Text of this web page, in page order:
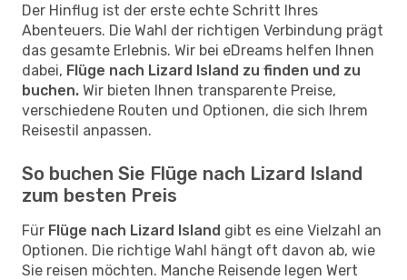
Der Hinflug ist der erste echte Schritt Ihres
Abenteuers. Die Wahl der richtigen Verbindung prägt
das gesamte Erlebnis. Wir bei eDreams helfen Ihnen
dabei, Flüge nach Lizard Island zu finden und zu
buchen. Wir bieten Ihnen transparente Preise,
verschiedene Routen und Optionen, die sich Ihrem
Reisestil anpassen.
So buchen Sie Flüge nach Lizard Island
zum besten Preis
Für Flüge nach Lizard Island gibt es eine Vielzahl an
Optionen. Die richtige Wahl hängt oft davon ab, wie
Sie reisen möchten. Manche Reisende legen Wert